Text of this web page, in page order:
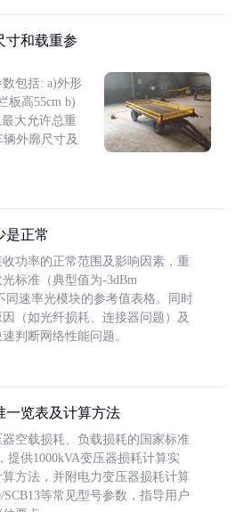
寸和载重参
包括: a)外形
板高55cm b)
大允许总重
外廓尺寸及
是正常
功率的正常范围及影响因素，重
标准（典型值为-3dBm
同速率光模块的参考值表格。同时
（如光纤损耗、连接器问题）及
判断网络性能问题。
一览表及计算方法
空载损耗、负载损耗的国家标准
提供1000kVA变压器损耗计算实
方法，并附电力变压器损耗计算
SCB13等常见型号参数，指导用户